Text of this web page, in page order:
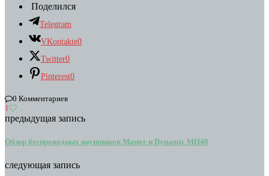
Поделился
Telegram
VKontakte0
Twitter0
Pinterest0
0 Комментариев
1
предыдущая запись
Обзор беспроводных наушников Master и Dynamic MH40
следующая запись